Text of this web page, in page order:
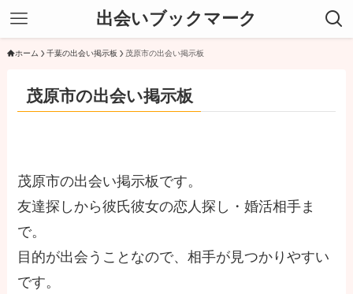
出会いブックマーク
ホーム 千葉の出会い掲示板 茂原市の出会い掲示板
茂原市の出会い掲示板
茂原市の出会い掲示板です。
友達探しから彼氏彼女の恋人探し・婚活相手ま
で。
目的が出会うことなので、相手が見つかりやすい
です。